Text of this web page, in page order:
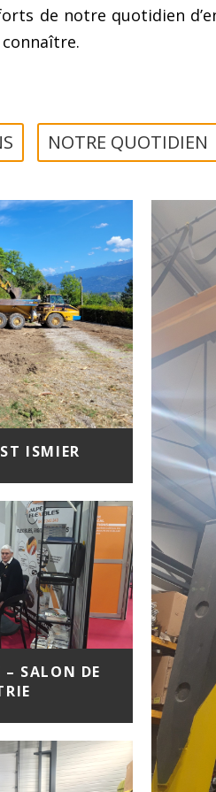
de notre quotidien
NOTRE QUOTIDIEN
ISMIER
– SALON DE